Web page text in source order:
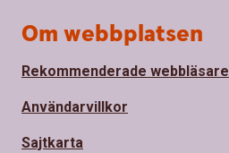
Om webbplatsen
Rekommenderade webbläsare
Användarvillkor
Sajtkarta